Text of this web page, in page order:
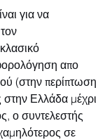
για να
απο
(στην περίπτωση
Ελλάδα μέχρι
ο συντελεστής
σε